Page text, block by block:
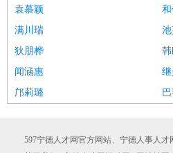
袁慕颖
满川瑞
狄朋桦
闻涵惠
邝莉璐
597宁德人才网官方网站、宁德人事人才